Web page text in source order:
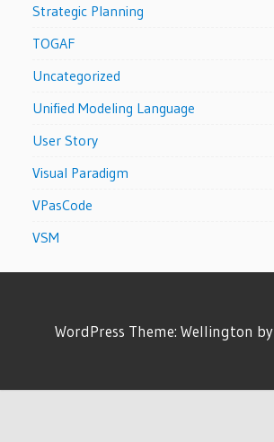
Strategic Planning
TOGAF
Uncategorized
Unified Modeling Language
User Story
Visual Paradigm
VPasCode
VSM
WordPress Theme: Wellington by